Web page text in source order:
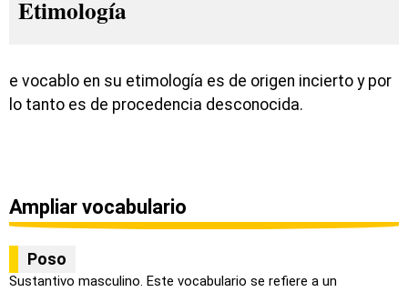
Etimología
e vocablo en su etimología es de origen incierto y por
lo tanto es de procedencia desconocida.
Ampliar vocabulario
Poso
Sustantivo masculino. Este vocabulario se refiere a un